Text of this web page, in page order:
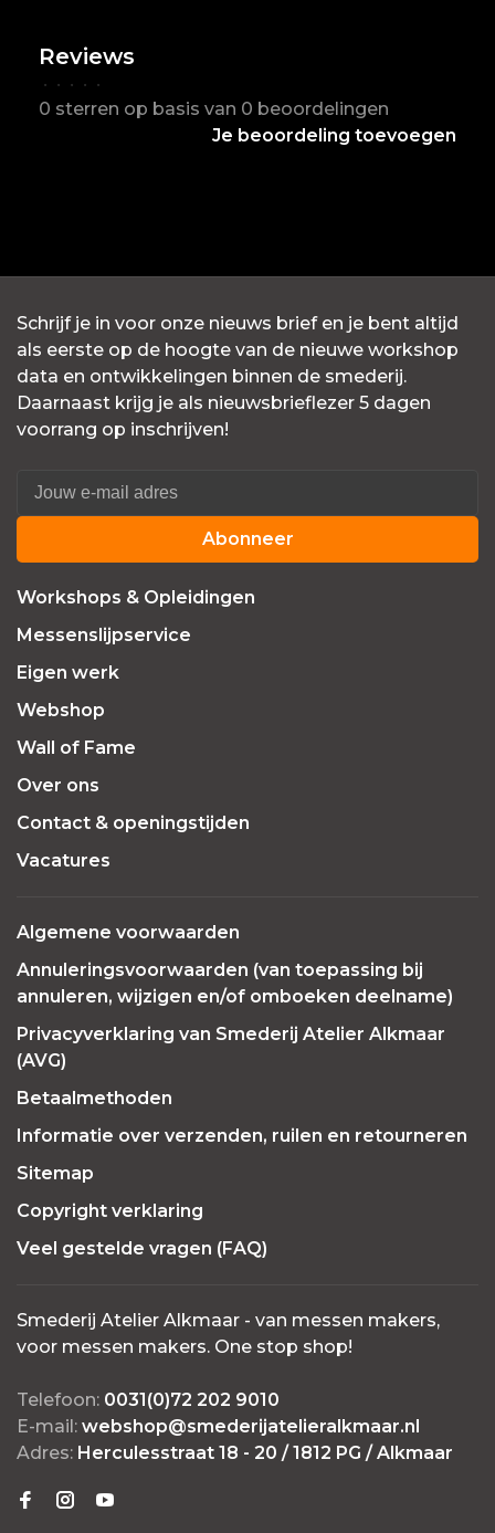
Reviews
• • • • •
0 sterren op basis van 0 beoordelingen
Je beoordeling toevoegen
Schrijf je in voor onze nieuws brief en je bent altijd
als eerste op de hoogte van de nieuwe workshop
data en ontwikkelingen binnen de smederij.
Daarnaast krijg je als nieuwsbrieflezer 5 dagen
voorrang op inschrijven!
Abonneer
Workshops & Opleidingen
Messenslijpservice
Eigen werk
Webshop
Wall of Fame
Over ons
Contact & openingstijden
Vacatures
Algemene voorwaarden
Annuleringsvoorwaarden (van toepassing bij
annuleren, wijzigen en/of omboeken deelname)
Privacyverklaring van Smederij Atelier Alkmaar
(AVG)
Betaalmethoden
Informatie over verzenden, ruilen en retourneren
Sitemap
Copyright verklaring
Veel gestelde vragen (FAQ)
Smederij Atelier Alkmaar - van messen makers,
voor messen makers. One stop shop!
Telefoon: 0031(0)72 202 9010
E-mail: webshop@smederijatelieralkmaar.nl
Adres: Herculesstraat 18 - 20 / 1812 PG / Alkmaar